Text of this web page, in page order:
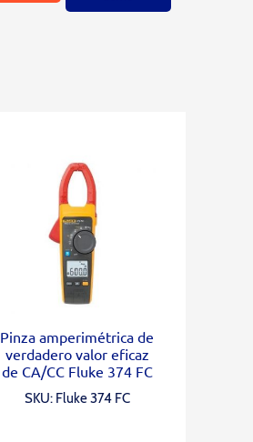
Pinza amperimétrica de
verdadero valor eficaz
de CA/CC Fluke 374 FC
SKU: Fluke 374 FC